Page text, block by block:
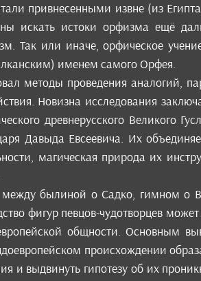
привнесенными извне (из
искать истоки орфизма ещё
Так или иначе, орфическое
именем самого Орфея.
методы проведения аналогий,
Новизна исследования
древнерусского Великого
Давыда Евсеевича. Их
магическая природа их
былиной о Садко, гимном о
фигур певцов-чудотворцев
общности. Основным
происхождении
и выдвинуть гипотезу об их